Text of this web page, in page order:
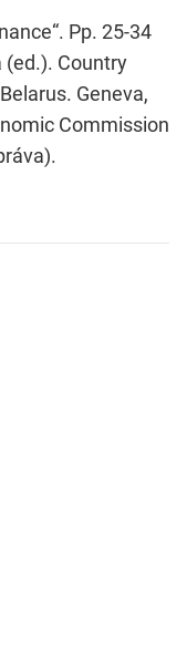
Pp. 25-34
(ed.). Country
Geneva,
Commission